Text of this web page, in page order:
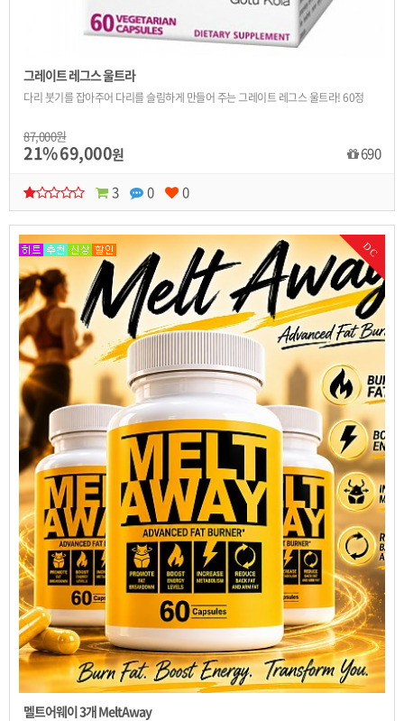
그레이트 레그스 울트라
다리 붓기를 잡아주어 다리를 슬림하게 만들어 주는 그레이트 레그스 울트라! 60정
87,000원
21%69,000원
690
3
0 0
DC
멜트어웨이 3개 MeltAway